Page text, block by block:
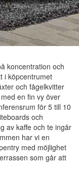
koncentration och
i köpcentrumet
och fågelkvitter
en fin vy över
för 5 till 10
och
av kaffe och te ingår
har vi en
med möjlighet
som går att